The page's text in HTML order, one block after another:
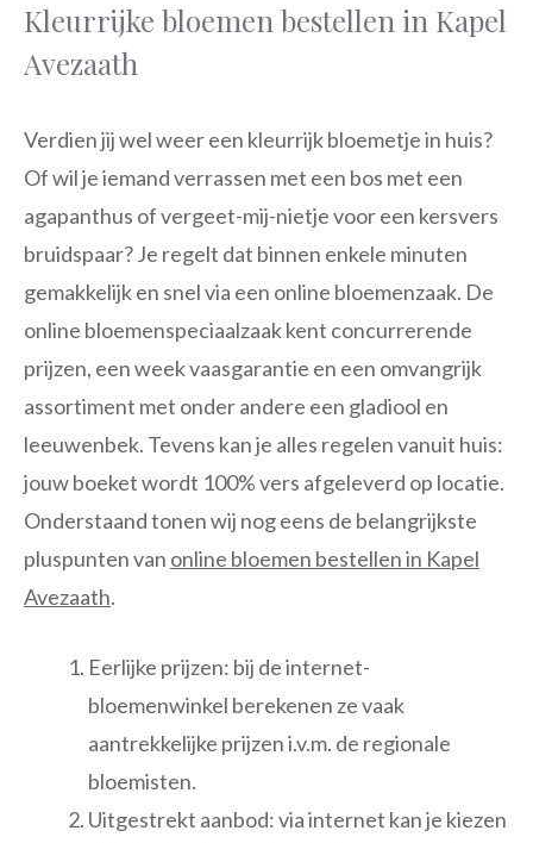
Kleurrijke bloemen bestellen in Kapel
Avezaath
Verdien jij wel weer een kleurrijk bloemetje in huis?
Of wil je iemand verrassen met een bos met een
agapanthus of vergeet-mij-nietje voor een kersvers
bruidspaar? Je regelt dat binnen enkele minuten
gemakkelijk en snel via een online bloemenzaak. De
online bloemenspeciaalzaak kent concurrerende
prijzen, een week vaasgarantie en een omvangrijk
assortiment met onder andere een gladiool en
leeuwenbek. Tevens kan je alles regelen vanuit huis:
jouw boeket wordt 100% vers afgeleverd op locatie.
Onderstaand tonen wij nog eens de belangrijkste
pluspunten van online bloemen bestellen in Kapel
Avezaath.
Eerlijke prijzen: bij de internet-
bloemenwinkel berekenen ze vaak
aantrekkelijke prijzen i.v.m. de regionale
bloemisten.
Uitgestrekt aanbod: via internet kan je kiezen